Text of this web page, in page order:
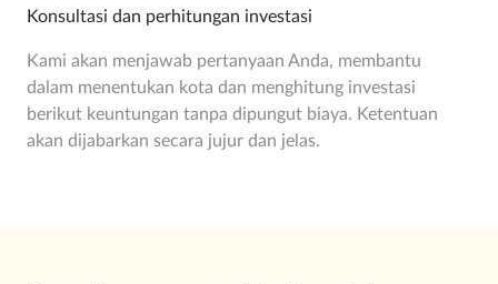
Konsultasi dan perhitungan investasi
Kami akan menjawab pertanyaan Anda, membantu
dalam menentukan kota dan menghitung investasi
berikut keuntungan tanpa dipungut biaya. Ketentuan
akan dijabarkan secara jujur dan jelas.